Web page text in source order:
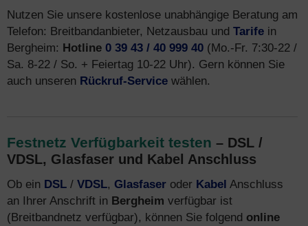
Nutzen Sie unsere kostenlose unabhängige Beratung am
Telefon: Breitbandanbieter, Netzausbau und Tarife in
Bergheim: Hotline 0 39 43 / 40 999 40 (Mo.-Fr. 7:30-22 /
Sa. 8-22 / So. + Feiertag 10-22 Uhr). Gern können Sie
auch unseren Rückruf-Service wählen.
Festnetz Verfügbarkeit testen – DSL /
VDSL, Glasfaser und Kabel Anschluss
Ob ein DSL / VDSL, Glasfaser oder Kabel Anschluss
an Ihrer Anschrift in Bergheim verfügbar ist
(Breitbandnetz verfügbar), können Sie folgend online